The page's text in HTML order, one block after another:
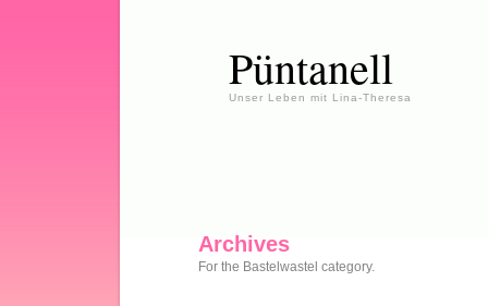
Püntanell
Unser Leben mit Lina-Theresa
Archives
For the Bastelwastel category.